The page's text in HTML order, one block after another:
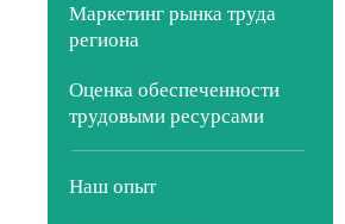
Маркетинг рынка труда
региона
Оценка обеспеченности
трудовыми ресурсами
Наш опыт